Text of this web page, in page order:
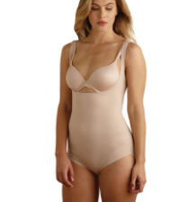
το
προϊόν
έχει
πολλαπλές
παραλλαγές.
επιλογές
μπορούν
να
επιλεγούν